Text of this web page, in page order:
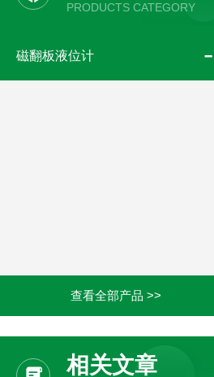
PRODUCTS CATEGORY
磁翻板液位计
查看全部产品 >>
相关文章